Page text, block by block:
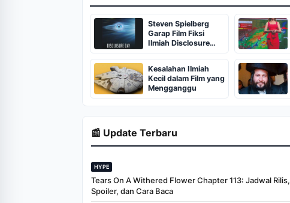
Steven Spielberg
Garap Film Fiksi
Ilmiah Disclosure
Day, Tayang Juni
2026
Kesalahan Ilmiah
Kecil dalam Film yang
Mengganggu
📰 Update Terbaru
HYPE
Tears On A Withered Flower Chapter 113: Jadwal Rilis,
Spoiler, dan Cara Baca